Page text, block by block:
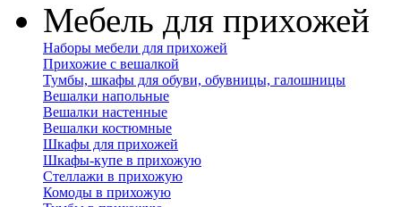
Мебель для прихожей
Наборы мебели для прихожей
Прихожие с вешалкой
Тумбы, шкафы для обуви, обувницы, галошницы
Вешалки напольные
Вешалки настенные
Вешалки костюмные
Шкафы для прихожей
Шкафы-купе в прихожую
Стеллажи в прихожую
Комоды в прихожую